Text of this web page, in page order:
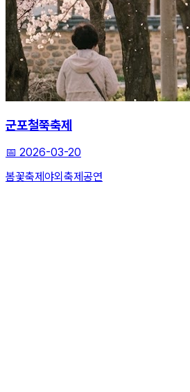
군포철쭉축제
📅 2026-03-20
봄꽃축제 야외축제 공연